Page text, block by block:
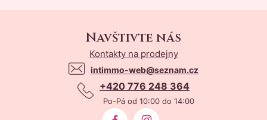
Navštivte nás
Kontakty na prodejny
intimmo-web@seznam.cz
+420 776 248 364
Po-Pá od 10:00 do 14:00